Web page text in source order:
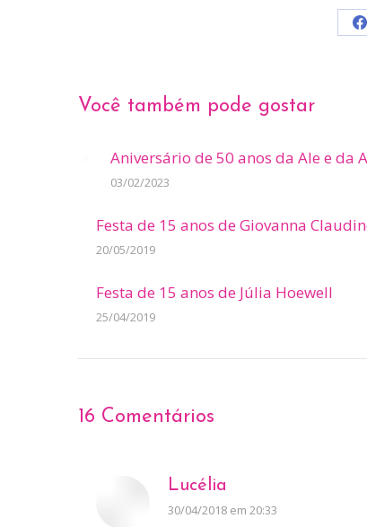
Você também pode gostar
Aniversário de 50 anos da Ale e da
03/02/2023
Festa de 15 anos de Giovanna
20/05/2019
Festa de 15 anos de Júlia Hoewell
25/04/2019
16 Comentários
Lucélia
disse:
30/04/2018 em 20:33